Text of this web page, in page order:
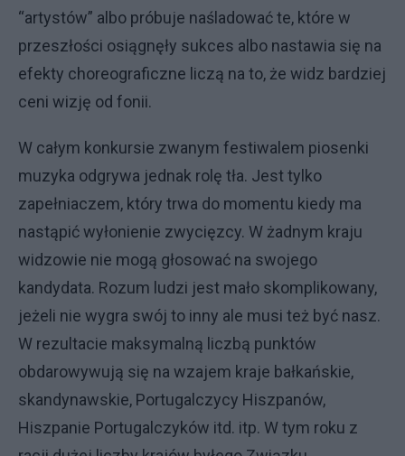
“artystów” albo próbuje naśladować te, które w
przeszłości osiągnęły sukces albo nastawia się na
efekty choreograficzne liczą na to, że widz bardziej
ceni wizję od fonii.
W całym konkursie zwanym festiwalem piosenki
muzyka odgrywa jednak rolę tła. Jest tylko
zapełniaczem, który trwa do momentu kiedy ma
nastąpić wyłonienie zwycięzcy. W żadnym kraju
widzowie nie mogą głosować na swojego
kandydata. Rozum ludzi jest mało skomplikowany,
jeżeli nie wygra swój to inny ale musi też być nasz.
W rezultacie maksymalną liczbą punktów
obdarowywują się na wzajem kraje bałkańskie,
skandynawskie, Portugalczycy Hiszpanów,
Hiszpanie Portugalczyków itd. itp. W tym roku z